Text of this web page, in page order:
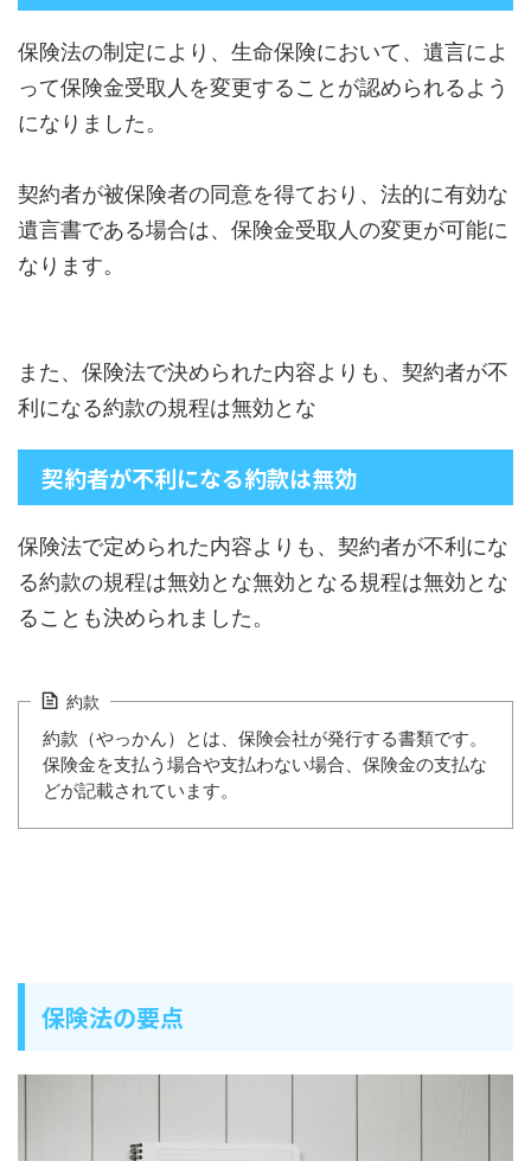
保険法の制定により、生命保険において、遺言によ
って保険金受取人を変更することが認められるよう
になりました。
契約者が被保険者の同意を得ており、法的に有効な
遺言書である場合は、保険金受取人の変更が可能に
なります。
また、保険法で決められた内容よりも、契約者が不
利になる約款の規程は無効とな
契約者が不利になる約款は無効
保険法で定められた内容よりも、契約者が不利にな
る約款の規程は無効とな無効となる規程は無効とな
ることも決められました。
約款
約款（やっかん）とは、保険会社が発行する書類です。
保険金を支払う場合や支払わない場合、保険金の支払な
どが記載されています。
保険法の要点